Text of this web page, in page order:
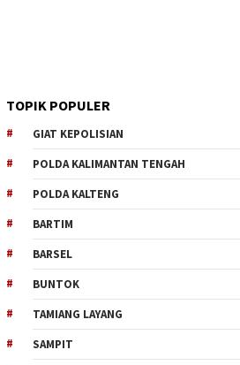
TOPIK POPULER
GIAT KEPOLISIAN
POLDA KALIMANTAN TENGAH
POLDA KALTENG
BARTIM
BARSEL
BUNTOK
TAMIANG LAYANG
SAMPIT